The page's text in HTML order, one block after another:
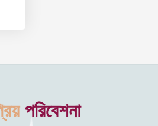
পরিবেশনা